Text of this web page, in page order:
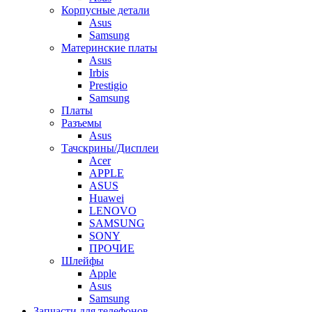
Корпусные детали
Asus
Samsung
Материнские платы
Asus
Irbis
Prestigio
Samsung
Платы
Разъемы
Asus
Тачскрины/Дисплеи
Acer
APPLE
ASUS
Huawei
LENOVO
SAMSUNG
SONY
ПРОЧИЕ
Шлейфы
Apple
Asus
Samsung